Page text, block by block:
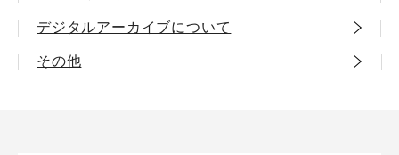
デジタルアーカイブについて
その他